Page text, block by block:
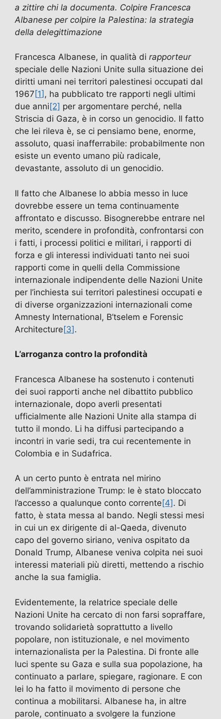
o
k
n
p
a zittire chi la documenta. Colpire Francesca
Albanese per colpire la Palestina: la strategia
della delegittimazione
Francesca Albanese, in qualità di rapporteur
speciale delle Nazioni Unite sulla situazione dei
diritti umani nei territori palestinesi occupati dal
1967 [1] , ha pubblicato tre rapporti negli ultimi
due anni [2] per argomentare perché, nella
Striscia di Gaza, è in corso un genocidio. Il fatto
che lei rileva è, se ci pensiamo bene, enorme,
assoluto, quasi inafferrabile: probabilmente non
esiste un evento umano più radicale,
devastante, assoluto di un genocidio.
Il fatto che Albanese lo abbia messo in luce
dovrebbe essere un tema continuamente
affrontato e discusso. Bisognerebbe entrare nel
merito, scendere in profondità, confrontarsi con
i fatti, i processi politici e militari, i rapporti di
forza e gli interessi individuati tanto nei suoi
rapporti come in quelli della Commissione
internazionale indipendente delle Nazioni Unite
per l’inchiesta sui territori palestinesi occupati e
di diverse organizzazioni internazionali come
Amnesty International, B’tselem e Forensic
Architecture[3].
L’arroganza contro la profondità
Francesca Albanese ha sostenuto i contenuti
dei suoi rapporti anche nel dibattito pubblico
internazionale, dopo averli presentati
ufficialmente alle Nazioni Unite alla stampa di
tutto il mondo. Li ha diffusi partecipando a
incontri in varie sedi, tra cui recentemente in
Colombia e in Sudafrica.
A un certo punto è entrata nel mirino
dell’amministrazione Trump: le è stato bloccato
l’accesso a qualunque conto corrente [4] . Di
fatto, è stata messa al bando. Negli stessi mesi
in cui un ex dirigente di al-Qaeda, divenuto
capo del governo siriano, veniva ospitato da
Donald Trump, Albanese veniva colpita nei suoi
interessi materiali più diretti, mettendo a rischio
anche la sua famiglia.
Evidentemente, la relatrice speciale delle
Nazioni Unite ha cercato di non farsi sopraffare,
trovando solidarietà soprattutto a livello
popolare, non istituzionale, e nel movimento
internazionalista per la Palestina. Di fronte alle
luci spente su Gaza e sulla sua popolazione, ha
continuato a parlare, spiegare, ragionare. E con
lei lo ha fatto il movimento di persone che
continua a mobilitarsi. Albanese ha, in altre
parole, continuato a svolgere la funzione